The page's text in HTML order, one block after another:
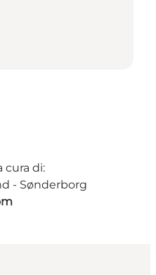
cura di:
- Sønderborg